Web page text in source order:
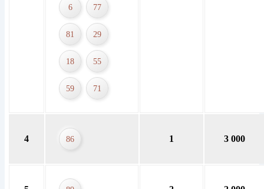
6 77
81 29
18 55
59 71
4 86 1 3 000